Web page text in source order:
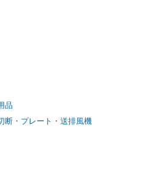
品
断・プレート・送排風機